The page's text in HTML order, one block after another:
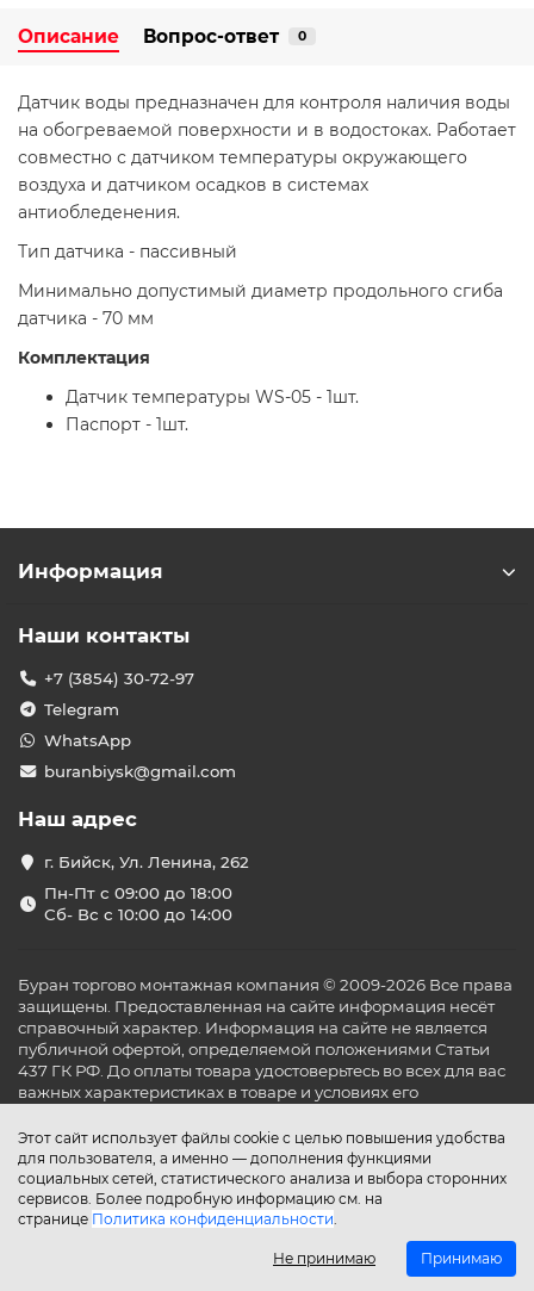
Описание Вопрос-ответ 0
Датчик воды предназначен для контроля наличия воды
на обогреваемой поверхности и в водостоках. Работает
совместно с датчиком температуры окружающего
воздуха и датчиком осадков в системах
антиобледенения.
Тип датчика - пассивный
Минимально допустимый диаметр продольного сгиба
датчика - 70 мм
Комплектация
Датчик температуры WS-05 - 1шт.
Паспорт - 1шт.
Этот сайт использует файлы cookie с целью повышения удобства
для пользователя, а именно — дополнения функциями
социальных сетей, статистического анализа и выбора сторонних
сервисов. Более подробную информацию см. на
странице Политика конфиденциальности.
Не принимаю Принимаю
Информация
Наши контакты
+7 (3854) 30-72-97
Telegram
WhatsApp
buranbiysk@gmail.com
Наш адрес
г. Бийск, Ул. Ленина, 262
Пн-Пт с 09:00 до 18:00
Сб- Вс с 10:00 до 14:00
Буран торгово монтажная компания © 2009-2026 Все права
защищены. Предоставленная на сайте информация несёт
справочный характер. Информация на сайте не является
публичной офертой, определяемой положениями Статьи
437 ГК РФ. До оплаты товара удостоверьтесь во всех для вас
важных характеристиках в товаре и условиях его